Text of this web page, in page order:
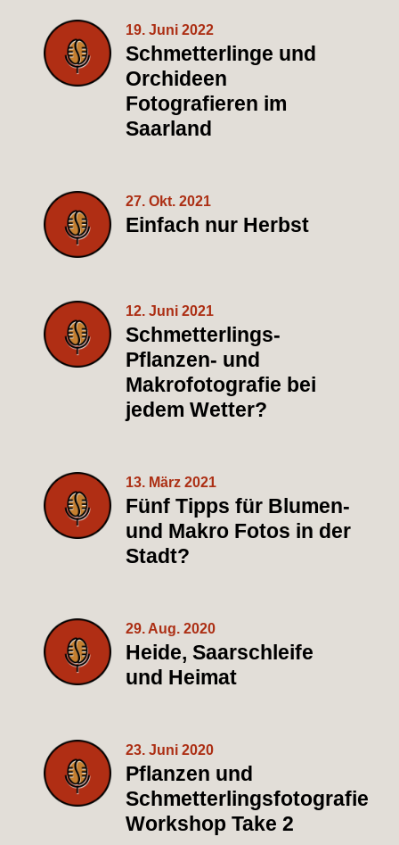
19. Juni 2022
Schmetterlinge und
Orchideen
Fotografieren im
Saarland
27. Okt. 2021
Einfach nur Herbst
12. Juni 2021
Schmetterlings-
Pflanzen- und
Makrofotografie bei
jedem Wetter?
13. März 2021
Fünf Tipps für Blumen-
und Makro Fotos in der
Stadt?
29. Aug. 2020
Heide, Saarschleife
und Heimat
23. Juni 2020
Pflanzen und
Schmetterlingsfotografie
Workshop Take 2